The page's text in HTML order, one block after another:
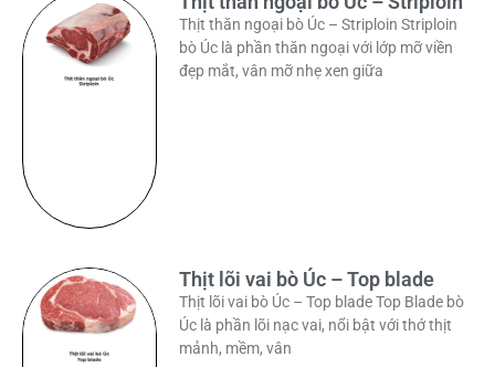
Thịt thăn ngoại bò Úc – Striploin Striploin
bò Úc là phần thăn ngoại với lớp mỡ viền
đẹp mắt, vân mỡ nhẹ xen giữa
Thịt lõi vai bò Úc – Top blade
Thịt lõi vai bò Úc – Top blade Top Blade bò
Úc là phần lõi nạc vai, nổi bật với thớ thịt
mảnh, mềm, vân